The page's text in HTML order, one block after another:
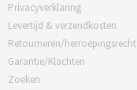
Privacyverklaring
Levertijd & verzendkosten
Retourneren/herroepingsrecht
Garantie/Klachten
Zoeken